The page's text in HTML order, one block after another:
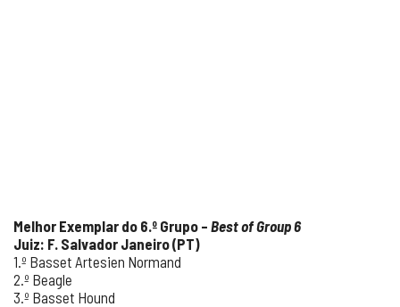
Melhor Exemplar do 6.º Grupo – Best of Group 6
Juiz: F. Salvador Janeiro (PT)
1.º Basset Artesien Normand
2.º Beagle
3.º Basset Hound